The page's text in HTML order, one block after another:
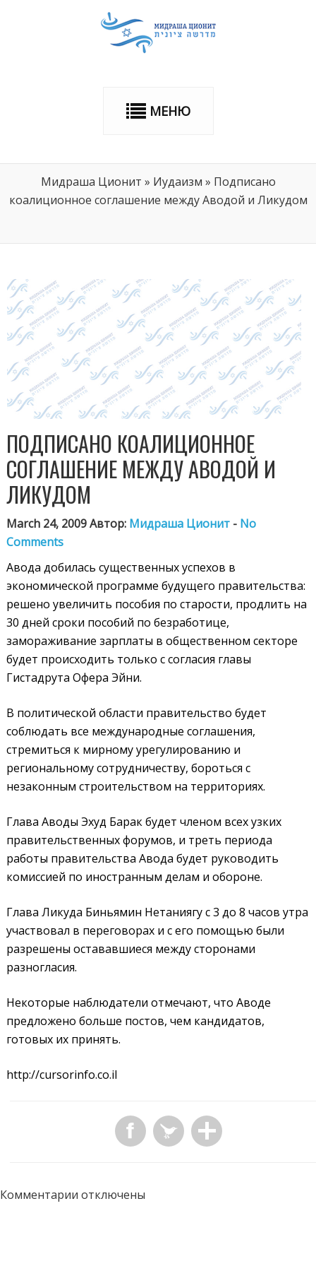
МЕНЮ
Мидраша Ционит » Иудаизм » Подписано
коалиционное соглашение между Аводой и Ликудом
ПОДПИСАНО КОАЛИЦИОННОЕ
СОГЛАШЕНИЕ МЕЖДУ АВОДОЙ И
ЛИКУДОМ
March 24, 2009 Автор: Мидраша Ционит - No
Comments
Авода добилась существенных успехов в
экономической программе будущего правительства:
решено увеличить пособия по старости, продлить на
30 дней сроки пособий по безработице,
замораживание зарплаты в общественном секторе
будет происходить только с согласия главы
Гистадрута ОфераЭйни.
В политической области правительство будет
соблюдать все международные соглашения,
стремиться к мирному урегулированию и
региональному сотрудничеству, бороться с
незаконным строительством на территориях.
Глава Аводы Эхуд Барак будет членом всех узких
правительственных форумов, и треть периода
работы правительства Авода будет руководить
комиссией по иностранным делам и обороне.
Глава Ликуда Биньямин Нетаниягу с 3 до 8 часов утра
участвовал в переговорах и с его помощью были
разрешены остававшиеся между сторонами
разногласия.
Некоторые наблюдатели отмечают, что Аводе
предложено больше постов, чем кандидатов,
готовых их принять.
http://cursorinfo.co.il
Комментарии отключены